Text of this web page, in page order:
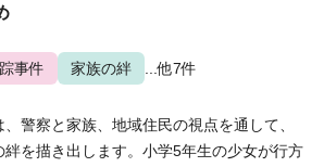
事件 家族の絆 ...他7件
警察と家族、地域住民の視点を通して、
を描き出します。小学5年生の少女が行方